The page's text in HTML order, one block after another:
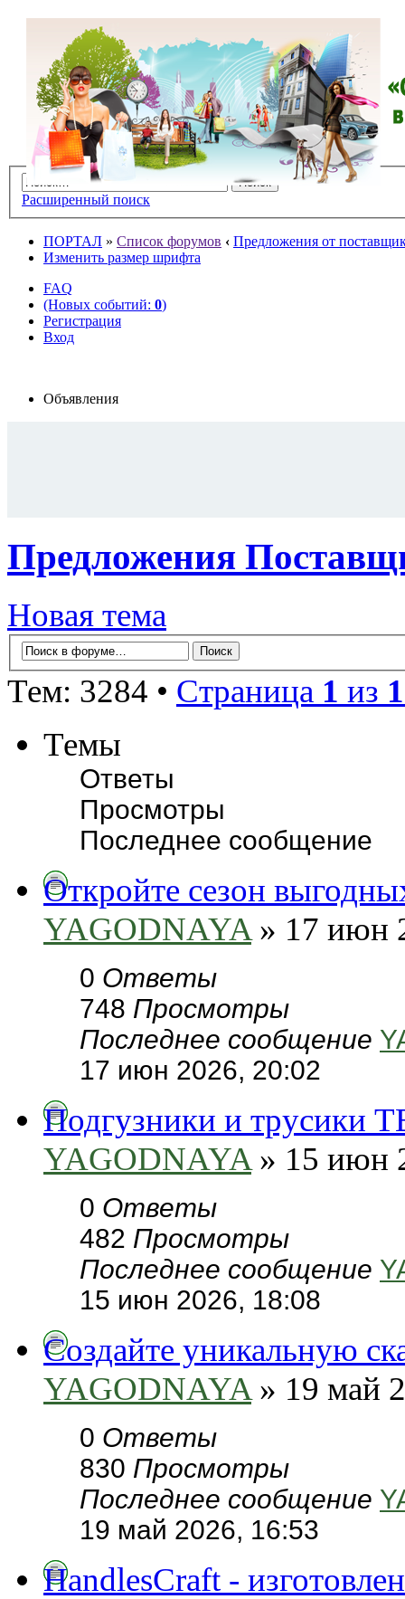
Расширенный поиск
ПОРТАЛ » Список форумов ‹ Предложения от
Изменить размер шрифта
FAQ
(Новых событий: 0)
Регистрация
Вход
Объявления
Предложения
Новая тема
Тем: 3284 • Страница 1 из
Темы
Ответы
Просмотры
Последнее сообщение
Откройте сезон
YAGODNAYA» 17 июн
0 Ответы
748 Просмотры
Последнее сообщение
17 июн 2026, 20:02
Подгузники и трусики
YAGODNAYA» 15 июн
0 Ответы
482 Просмотры
Последнее сообщение
15 июн 2026, 18:08
Создайте уникальную
YAGODNAYA» 19 май
0 Ответы
830 Просмотры
Последнее сообщение
19 май 2026, 16:53
HandlesCraft -